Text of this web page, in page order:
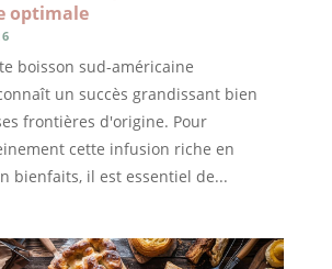
optimale
boisson sud-américaine
un succès grandissant bien
frontières d'origine. Pour
cette infusion riche en
bienfaits, il est essentiel de...